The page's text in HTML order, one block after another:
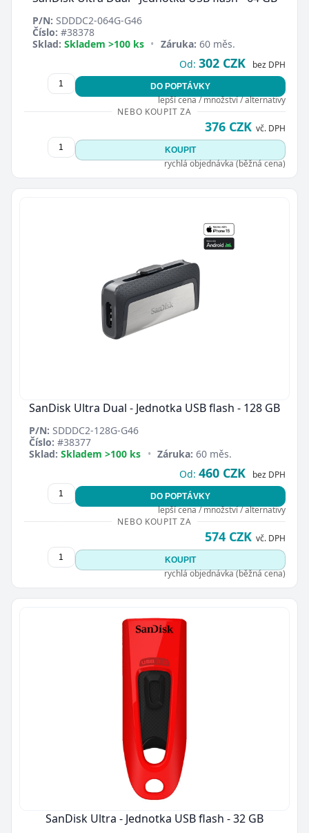
P/N: SDDDC2-064G-G46
Číslo: #38378
Sklad: Skladem >100 ks • Záruka: 60 měs.
Od: 302 CZK bez DPH
DO POPTÁVKY
lepší cena / množství / alternativy
NEBO KOUPIT ZA
376 CZK vč. DPH
KOUPIT
rychlá objednávka (běžná cena)
SanDisk Ultra Dual - Jednotka USB flash - 128 GB
P/N: SDDDC2-128G-G46
Číslo: #38377
Sklad: Skladem >100 ks • Záruka: 60 měs.
Od: 460 CZK bez DPH
DO POPTÁVKY
lepší cena / množství / alternativy
NEBO KOUPIT ZA
574 CZK vč. DPH
KOUPIT
rychlá objednávka (běžná cena)
SanDisk Ultra - Jednotka USB flash - 32 GB